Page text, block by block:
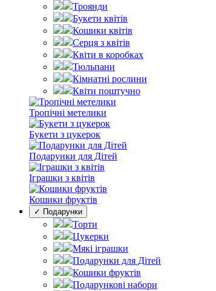
Троянди
Букети квітів
Кошики квітів
Серця з квітів
Квіти в коробках
Тюльпани
Кімнатні рослини
Квіти поштучно
Тропічні метелики
Букети з цукерок
Подарунки для Дітей
Іграшки з квітів
Кошики фруктів
✓ Подарунки
Торти
Цукерки
Мякі іграшки
Подарунки для Дітей
Кошики фруктів
Подарункові набори